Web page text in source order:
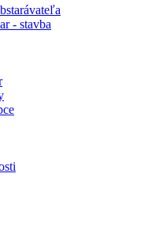
- stavba